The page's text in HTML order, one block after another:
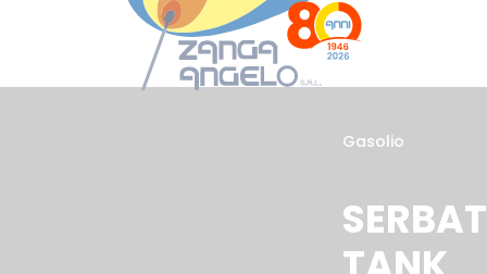
Gasolio